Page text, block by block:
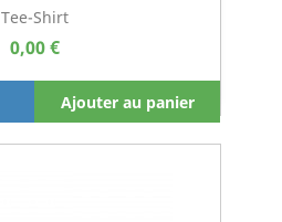
Tee-Shirt
0,00 €
Ajouter au panier